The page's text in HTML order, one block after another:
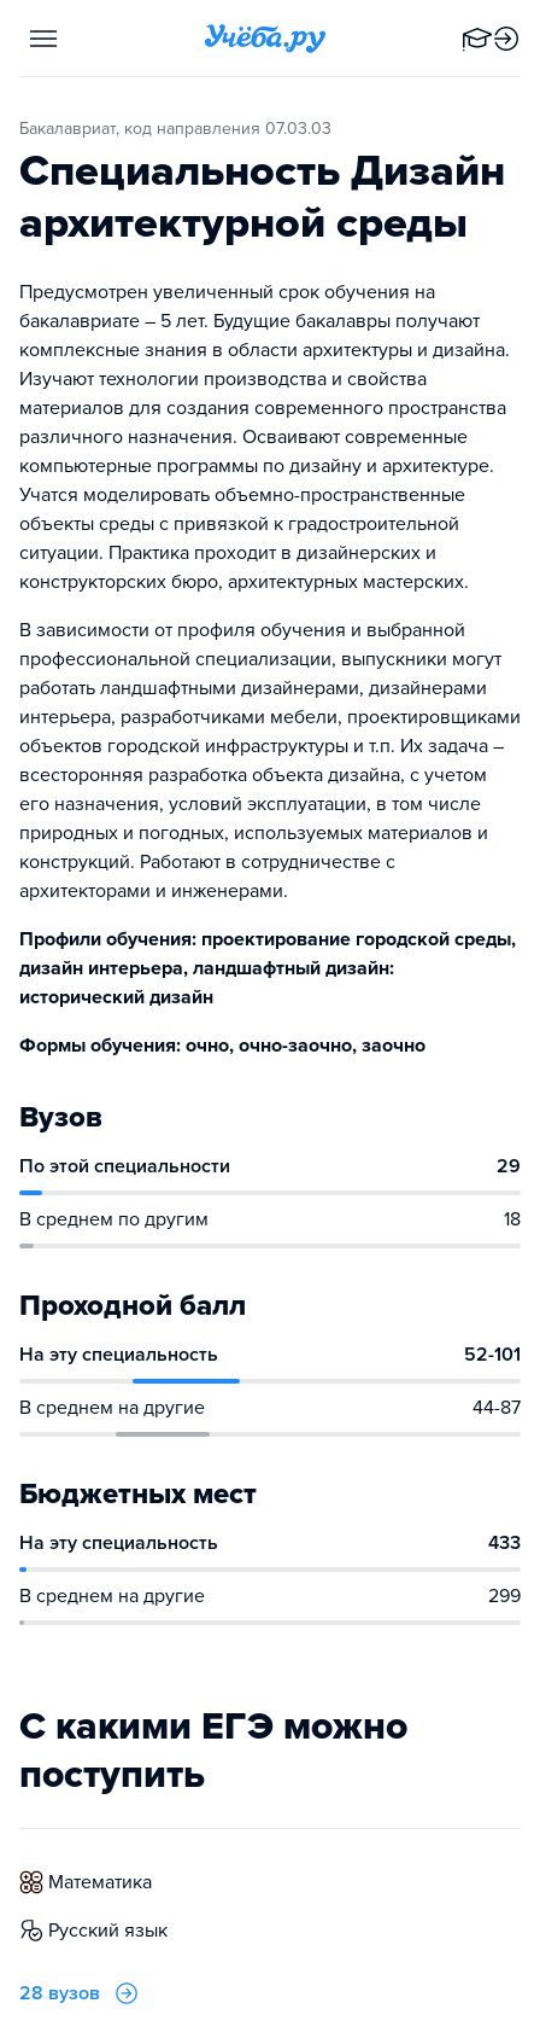
Бакалавриат, код направления 07.03.03
Специальность Дизайн
архитектурной среды
Предусмотрен увеличенный срок обучения на
бакалавриате – 5 лет. Будущие бакалавры получают
комплексные знания в области архитектуры и дизайна.
Изучают технологии производства и свойства
материалов для создания современного пространства
различного назначения. Осваивают современные
компьютерные программы по дизайну и архитектуре.
Учатся моделировать объемно-пространственные
объекты среды с привязкой к градостроительной
ситуации. Практика проходит в дизайнерских и
конструкторских бюро, архитектурных мастерских.
В зависимости от профиля обучения и выбранной
профессиональной специализации, выпускники могут
работать ландшафтными дизайнерами, дизайнерами
интерьера, разработчиками мебели, проектировщиками
объектов городской инфраструктуры и т.п. Их задача –
всесторонняя разработка объекта дизайна, с учетом
его назначения, условий эксплуатации, в том числе
природных и погодных, используемых материалов и
конструкций. Работают в сотрудничестве с
архитекторами и инженерами.
Профили обучения: проектирование городской среды,
дизайн интерьера, ландшафтный дизайн:
исторический дизайн
Формы обучения: очно, очно-заочно, заочно
Вузов
По этой специальности 29
В среднем по другим 18
Проходной балл
На эту специальность 52-101
В среднем на другие 44-87
Бюджетных мест
На эту специальность 433
В среднем на другие 299
С какими ЕГЭ можно
поступить
математика
русский язык
28 вузов